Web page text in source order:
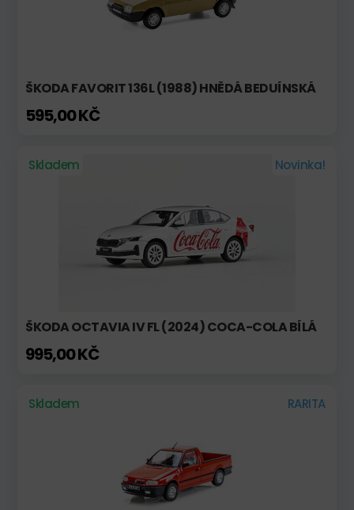
ŠKODA FAVORIT 136L (1988) HNĚDÁ BEDUÍNSKÁ
595,00 KČ
Skladem Novinka!
ŠKODA OCTAVIA IV FL (2024) COCA-COLA BÍLÁ
995,00 KČ
Skladem RARITA